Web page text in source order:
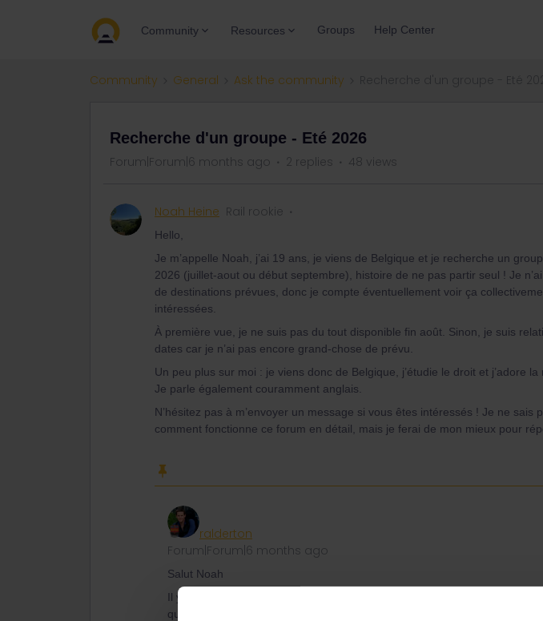
Community Resources Groups Help Center
Community General Ask the community
Recherche d'un groupe - Eté 2026
Forum|Forum|6 months ago 2 replies 48 views
Noah Heine Rail rookie
Hello,
Je m’appelle Noah, j’ai 19 ans, je viens de Belgique et je recherche un
2026 (juillet-aout ou début septembre), histoire de ne pas partir seul ! Je
de destinations prévues, donc je compte éventuellement voir ça
intéressées.
À première vue, je ne suis pas du tout disponible fin août. Sinon, je suis
dates car je n’ai pas encore grand-chose de prévu.
Un peu plus sur moi : je viens donc de Belgique, j’étudie le droit et j’adore la
Je parle également couramment anglais.
N’hésitez pas à m’envoyer un message si vous êtes intéressés ! Je ne sais
comment fonctionne ce forum en détail, mais je ferai de mon mieux pour
ralderton
Forum|Forum|6 months ago
Salut Noah
Il y a un autre forum ici pour se connecter avec d’autres voyageurs. Tu
que sur Facebook, Insta etc.